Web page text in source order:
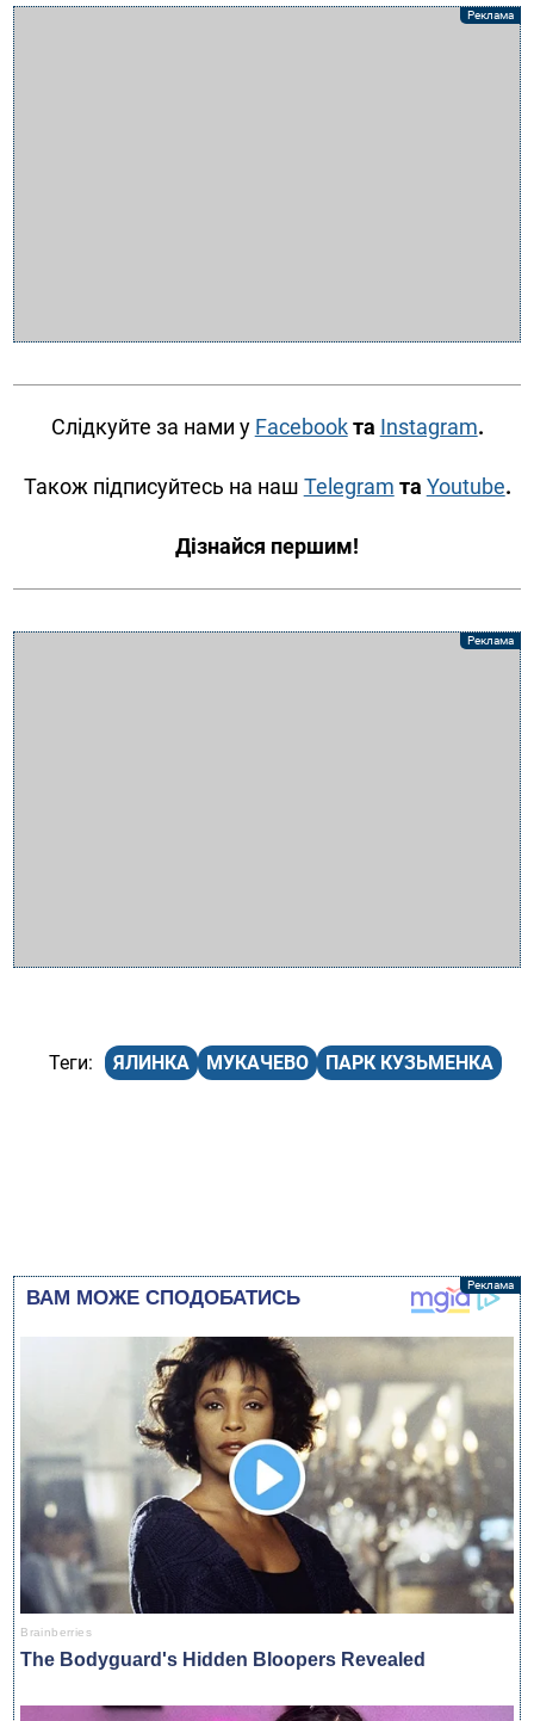
Слідкуйте за нами у Facebookта Instagram.
Також підписуйтесь на наш Telegram та Youtube.
Дізнайся першим!
ЯЛИНКА МУКАЧЕВО ПАРК КУЗЬМЕНКА